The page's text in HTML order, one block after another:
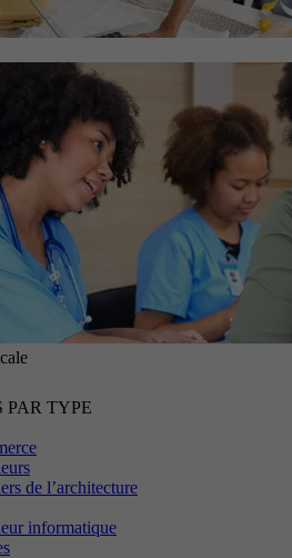
PAR TYPE
de l’architecture
informatique